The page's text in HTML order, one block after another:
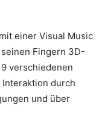
mit einer Visual Music
Fingern 3D-
verschiedenen
durch
und über